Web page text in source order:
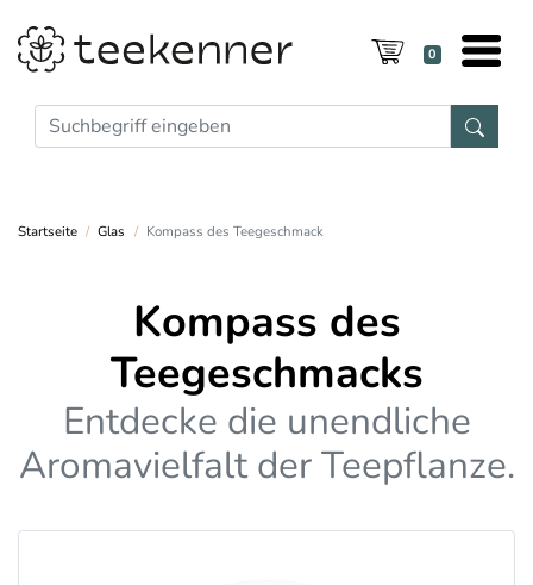
0
Startseite Glas Kompass des Teegeschmack
Kompass des
Teegeschmacks
Entdecke die unendliche
Aromavielfalt der Teepflanze.